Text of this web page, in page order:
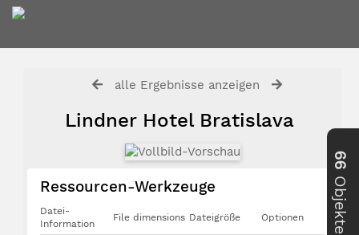
alle Ergebnisse anzeigen
Lindner Hotel Bratislava
Ressourcen-Werkzeuge
Datei-
Information
File dimensions Dateigröße Optionen
66
Objekte